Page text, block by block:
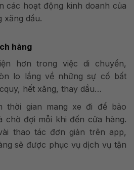
các hoạt động kinh doanh của
xăng dầu.
hàng
hơn trong việc di chuyển,
lo lắng về những sự cố bất
hết xăng, thay dầu…
thời gian mang xe đi để bảo
chờ đợi mỗi khi đến cửa hàng.
thao tác đơn giản trên app,
sẽ được phục vụ dịch vụ tận